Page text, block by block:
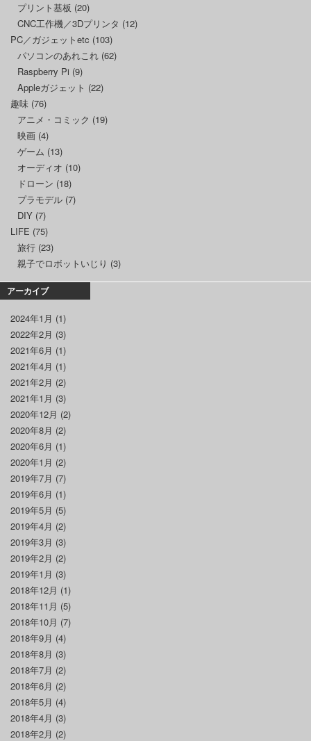
プリント基板 (20)
CNC工作機／3Dプリンタ (12)
PC／ガジェットetc (103)
パソコンのあれこれ (62)
Raspberry Pi (9)
Appleガジェット (22)
趣味 (76)
アニメ・コミック (19)
映画 (4)
ゲーム (13)
オーディオ (10)
ドローン (18)
プラモデル (7)
DIY (7)
LIFE (75)
旅行 (23)
親子でロボットいじり (3)
アーカイブ
2024年1月 (1)
2022年2月 (3)
2021年6月 (1)
2021年4月 (1)
2021年2月 (2)
2021年1月 (3)
2020年12月 (2)
2020年8月 (2)
2020年6月 (1)
2020年1月 (2)
2019年7月 (7)
2019年6月 (1)
2019年5月 (5)
2019年4月 (2)
2019年3月 (3)
2019年2月 (2)
2019年1月 (3)
2018年12月 (1)
2018年11月 (5)
2018年10月 (7)
2018年9月 (4)
2018年8月 (3)
2018年7月 (2)
2018年6月 (2)
2018年5月 (4)
2018年4月 (3)
2018年2月 (2)